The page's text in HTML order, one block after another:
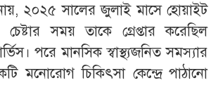
২০২৫ সালের জুলাই মাসে হোয়াইট
চেষ্টার সময় তাকে গ্রেপ্তার করেছিল
পরে মানসিক স্বাস্থ্যজনিত সমস্যার
মনোরোগ চিকিৎসা কেন্দ্রে পাঠানো